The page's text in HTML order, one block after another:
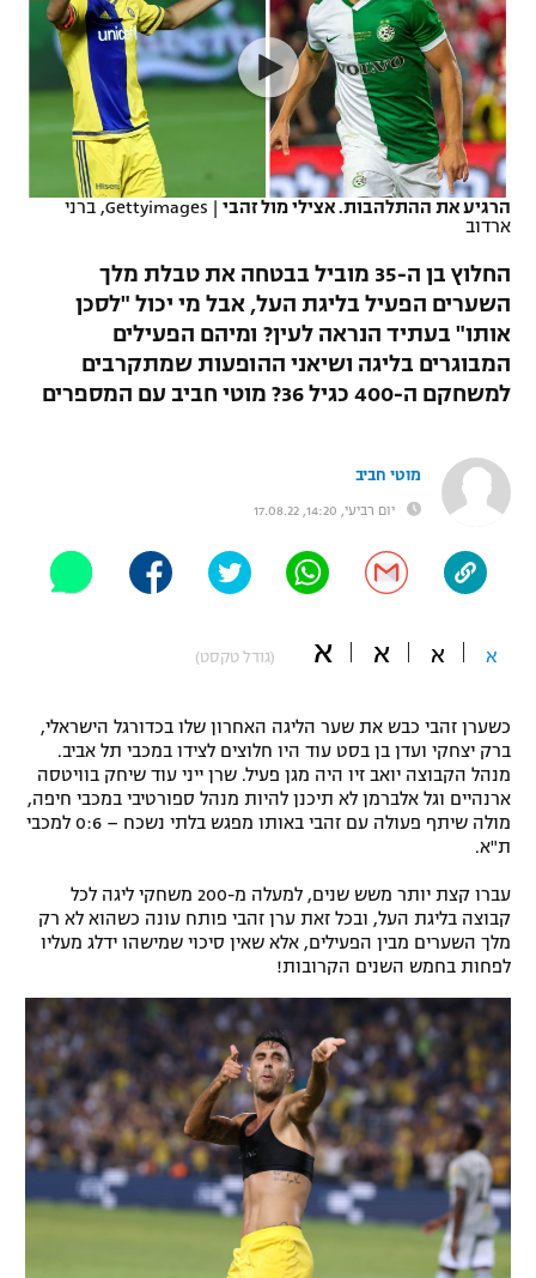
VOD
רץ ברשת
לוח שידורים
ברחבה
"מעל הליגה" – פודקאסט
"מחצית בשכונה" – פודקאסט
משתתפים וזוכים בפרסים
תקנון משתתפים וזוכים בפרסים
תקנון עבור פעילות אלקטרה
תקנון עבור פעילות ספורט 1 – "מרלן"
טניס
גיימינג E-Sports
תנאי שימוש
מדיניות פרטיות
תקנון פעילות ספורט 1
רשיון להקרנה פומבית לבית עסק
הצטרפות לחבילת הערוצים
לוח דרושים – ג'ובנט
נבחרת ישראל
מכבי חיפה
בית"ר ירושלים
מכבי תל אביב
הפועל תל אביב
הפועל חיפה
הפועל באר שבע
בני יהודה
ליגה ספרדית
ליגה איטלקית
ליגה צרפתית
ליגה הולנדית
ליגה טורקית
ליגה סינית
ליגה ברזילאית
ליגות נוספות
כדורסל נשים
מכבי תל אביב
הפועל חולון
הפועל ירושלים
יורוליג
יורוקאפ
טניס
כדוריד
כדורעף
ג'ודו
אגרוף
UFC
אופניים
ספורט מוטורי
פוטבול אמריקאי NFL
בייסבול MLB
אומנויות לחימה
הרגיע את ההתלהבות. אצילי מול זהבי |
Gettyimages, ברני
ארדוב
החלוץ בן ה-35 מוביל בבטחה את טבלת מלך
השערים הפעיל בליגת העל, אבל מי יכול "לסכן
אותו" בעתיד הנראה לעין? ומיהם הפעילים
המבוגרים בליגה ושיאני ההופעות שמתקרבים
למשחקם ה-400 כגיל 36? מוטי חביב עם המספרים
מוטי חביב
יום רביעי, 14:20, 17.08.22
א א א א (גודל טקסט)
כשערן זהבי כבש את שער הליגה האחרון שלו בכדורגל הישראלי,
ברק יצחקי ועדן בן בסט עוד היו חלוצים לצידו במכבי תל אביב.
מנהל הקבוצה יואב זיו היה מגן פעיל. שרן ייני עוד שיחק בוויטסה
ארנהיים וגל אלברמן לא תיכנן להיות מנהל ספורטיבי במכבי חיפה,
מולה שיתף פעולה עם זהבי באותו מפגש בלתי נשכח – 0:6 למכבי
ת"א.
עברו קצת יותר משש שנים, למעלה מ-200 משחקי ליגה לכל
קבוצה בליגת העל, ובכל זאת ערן זהבי פותח עונה כשהוא לא רק
מלך השערים מבין הפעילים, אלא שאין סיכוי שמישהו ידלג מעליו
לפחות בחמש השנים הקרובות!